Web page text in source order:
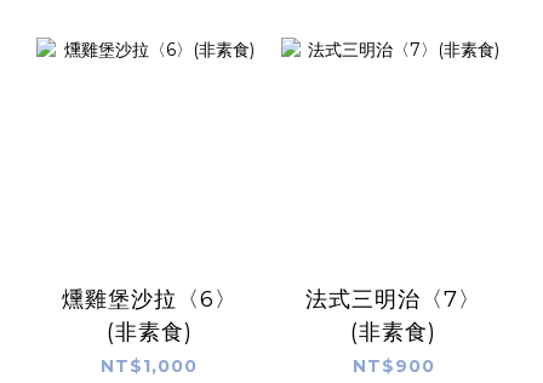
燻雞堡沙拉〈6〉
(非素食)
NT$1,000
法式三明治〈7〉
(非素食)
NT$900